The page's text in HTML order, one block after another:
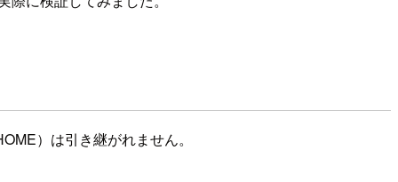
）は引き継がれません。